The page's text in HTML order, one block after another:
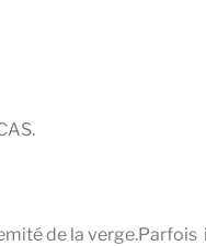
de la